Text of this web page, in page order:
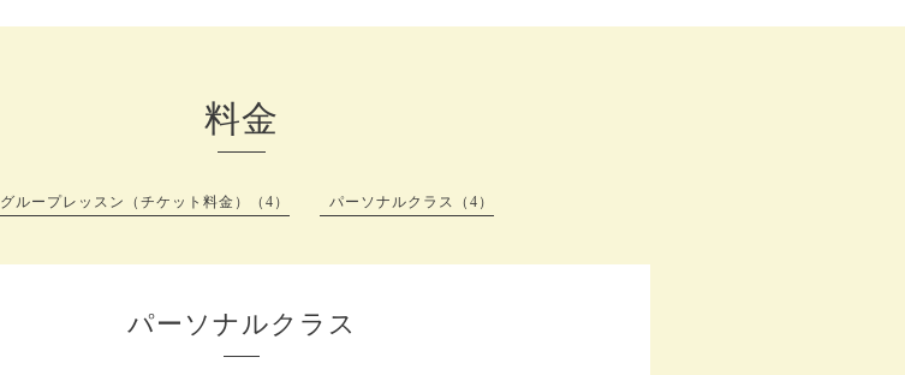
料金
グループレッスン（チケット料金）（4） パーソナルクラス（4）
パーソナルクラス